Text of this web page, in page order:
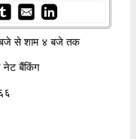
बजे से शाम ४ बजे तक
नेट बैंकिंग